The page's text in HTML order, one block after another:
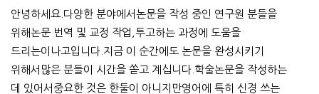
안녕하세요.다양한 분야에서논문을 작성 중인 연구원 분들을
위해논문 번역 및 교정 작업,투고하는 과정에 도움을
드리는이나고입니다.지금 이 순간에도 논문을 완성시키기
위해서많은 분들이 시간을 쏟고 계십니다.학술논문을 작성하는
데 있어서중요한 것은 한둘이 아니지만영어에 특히 신경 쓰는